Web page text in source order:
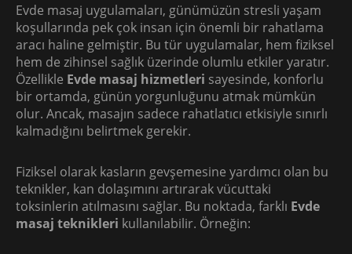
Evde masaj uygulamaları, günümüzün stresli yaşam
koşullarında pek çok insan için önemli bir rahatlama
aracı haline gelmiştir. Bu tür uygulamalar, hem fiziksel
hem de zihinsel sağlık üzerinde olumlu etkiler yaratır.
Özellikle Evde masaj hizmetleri sayesinde, konforlu
bir ortamda, günün yorgunluğunu atmak mümkün
olur. Ancak, masajın sadece rahatlatıcı etkisiyle sınırlı
kalmadığını belirtmek gerekir.
Fiziksel olarak kasların gevşemesine yardımcı olan bu
teknikler, kan dolaşımını artırarak vücuttaki
toksinlerin atılmasını sağlar. Bu noktada, farklı Evde
masaj teknikleri kullanılabilir. Örneğin: